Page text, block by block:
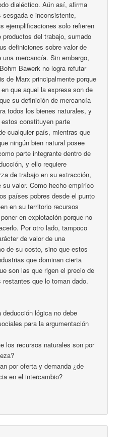
dialéctico. Aún así, afirma
e inconsistente,
ejemplificaciones solo refieren
del trabajo, sumado
definiciones sobre valor de
mercancía. Sin embargo,
Bawerk no logra refutar
de Marx principalmente porque
que aquel la expresa son de
su definición de mercancía
todos los bienes naturales, y
constituyen parte
cualquier país, mientras que
ningún bien natural posee
parte integrante dentro de
y ello requiere
de trabajo en su extracción,
valor. Como hecho empírico
países pobres desde el punto
en su territorio recursos
en explotación porque no
Por otro lado, tampoco
de valor de una
de su costo, sino que estos
que dominan cierta
son las que rigen el precio de
que lo toman dado.
deducción lógica no debe
para la argumentación
los recursos naturales son por
por oferta y demanda ¿de
en el intercambio?